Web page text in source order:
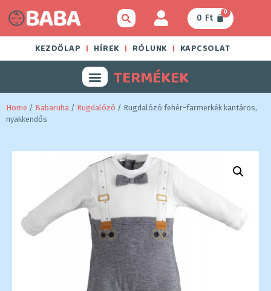
0 Ft
0
KEZDŐLAP HÍREK RÓLUNK KAPCSOLAT
TERMÉKEK
Home / Babaruha / Rugdalózó / Rugdalózó fehér-farmerkék kantáros,
nyakkendős